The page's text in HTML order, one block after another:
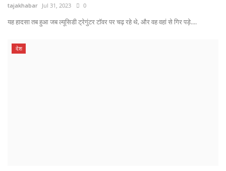
tajakhabar Jul 31, 2023 0
यह हादसा तब हुआ जब ल्यूसिडी ट्रेगुंटर टॉवर पर चढ़ रहे थे, और वह वहां से गिर पड़े....
देश